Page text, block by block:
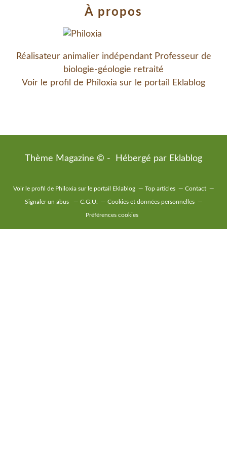
À propos
Réalisateur animalier indépendant Professeur de
biologie-géologie retraité
Voir le profil de Philoxia sur le portail Eklablog
Thème Magazine © - Hébergé par Eklablog
Voir le profil de Philoxiasur le portail Eklablog Top articles Contact
Signaler un abus C.G.U. Cookies et données personnelles
Préférences cookies